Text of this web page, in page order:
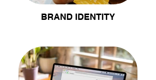
BRAND IDENTITY